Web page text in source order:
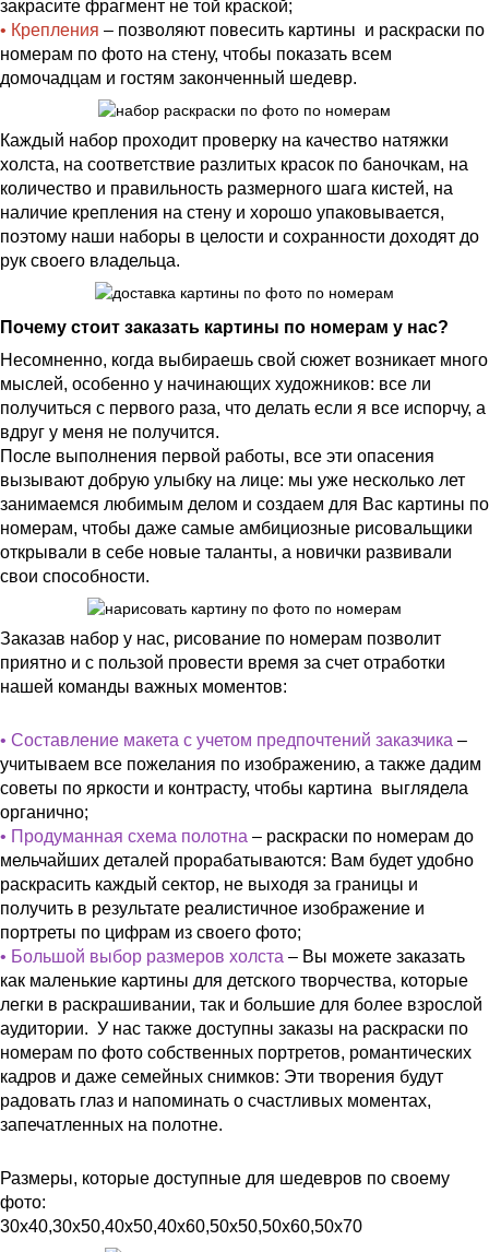
закрасите фрагмент не той краской;
• Крепления – позволяют повесить картины и раскраски по
номерам по фото на стену, чтобы показать всем
домочадцам и гостям законченный шедевр.
Каждый набор проходит проверку на качество натяжки
холста, на соответствие разлитых красок по баночкам, на
количество и правильность размерного шага кистей, на
наличие крепления на стену и хорошо упаковывается,
поэтому наши наборы в целости и сохранности доходят до
рук своего владельца.
Почему стоит заказать картины по номерам у нас?
Несомненно, когда выбираешь свой сюжет возникает много
мыслей, особенно у начинающих художников: все ли
получиться с первого раза, что делать если я все испорчу, а
вдруг у меня не получится.
После выполнения первой работы, все эти опасения
вызывают добрую улыбку на лице: мы уже несколько лет
занимаемся любимым делом и создаем для Вас картины по
номерам, чтобы даже самые амбициозные рисовальщики
открывали в себе новые таланты, а новички развивали
свои способности.
Заказав набор у нас, рисование по номерам позволит
приятно и с пользой провести время за счет отработки
нашей команды важных моментов:
• Составление макета с учетом предпочтений заказчика –
учитываем все пожелания по изображению, а также дадим
советы по яркости и контрасту, чтобы картина выглядела
органично;
• Продуманная схема полотна – раскраски по номерам до
мельчайших деталей прорабатываются: Вам будет удобно
раскрасить каждый сектор, не выходя за границы и
получить в результате реалистичное изображение и
портреты по цифрам из своего фото;
• Большой выбор размеров холста – Вы можете заказать
как маленькие картины для детского творчества, которые
легки в раскрашивании, так и большие для более взрослой
аудитории. У нас также доступны заказы на раскраски по
номерам по фото собственных портретов, романтических
кадров и даже семейных снимков: Эти творения будут
радовать глаз и напоминать о счастливых моментах,
запечатленных на полотне.
Размеры, которые доступные для шедевров по своему
фото:
30х40,30х50,40х50,40х60,50х50,50х60,50х70